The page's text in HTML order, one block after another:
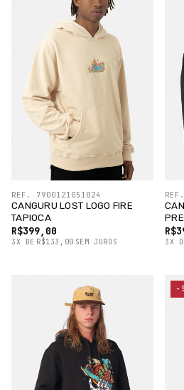
CANGURU LOST LOGO FIRE
TAPIOCA
R$399,00
3X DE R$133,00 SEM JUROS
REF. 7900121051024
3X
-